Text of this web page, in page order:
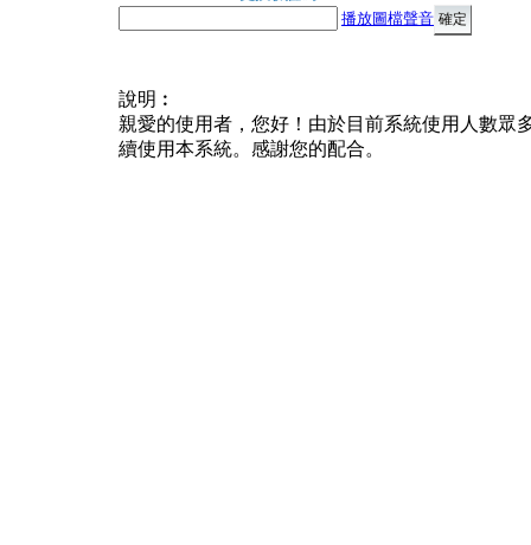
播放圖檔聲音
說明︰
親愛的使用者，您好！由於目前系統使用人數眾
續使用本系統。感謝您的配合。